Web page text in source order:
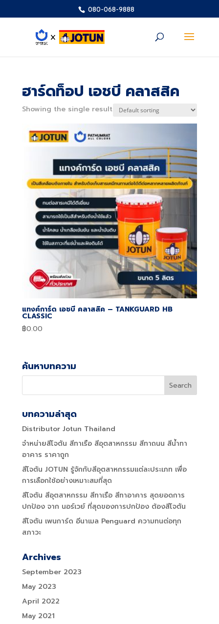
080-068-9888
ฮาร์ดท็อป เอชบี คลาสสิค
Showing the single result
แทงค์การ์ด เอชบี คลาสสิค – TANKGUARD HB
CLASSIC
฿0.00
ค้นหาบทความ
บทความล่าสุด
Distributor Jotun Thailand
จำหน่ายสีโจตัน สีทาเรือ สีอุตสาหกรรม สีทาถนน สีน้ำทา
อาคาร ราคาถูก
สีโจตัน JOTUN รู้จักกับสีอุตสาหกรรมแต่ละประเภท เพื่อ
การเลือกใช้อย่างเหมาะสมที่สุด
สีโจตัน สีอุตสาหกรรม สีทาเรือ สีทาอาคาร สุดยอดการ
ปกป้อง จาก นอร์เวย์ ที่สุดของการปกป้อง ต้องสีโจตัน
สีโจตัน เพนการ์ด อีนาเมล Penguard ความทนต่อทุก
สภาวะ
Archives
September 2023
May 2023
April 2022
May 2021